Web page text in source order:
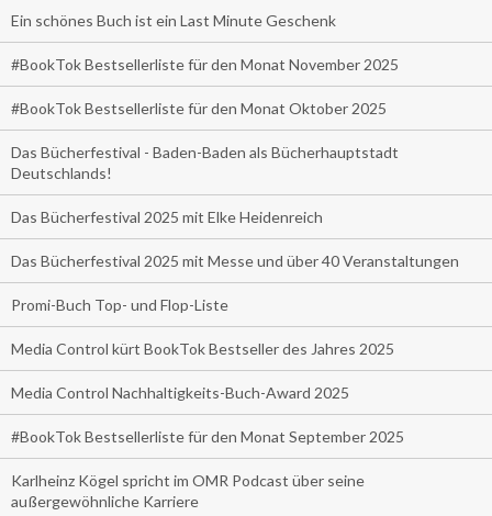
Ein schönes Buch ist ein Last Minute Geschenk
#BookTok Bestsellerliste für den Monat November 2025
#BookTok Bestsellerliste für den Monat Oktober 2025
Das Bücherfestival - Baden-Baden als Bücherhauptstadt
Deutschlands!
Das Bücherfestival 2025 mit Elke Heidenreich
Das Bücherfestival 2025 mit Messe und über 40 Veranstaltungen
Promi-Buch Top- und Flop-Liste
Media Control kürt BookTok Bestseller des Jahres 2025
Media Control Nachhaltigkeits-Buch-Award 2025
#BookTok Bestsellerliste für den Monat September 2025
Karlheinz Kögel spricht im OMR Podcast über seine
außergewöhnliche Karriere